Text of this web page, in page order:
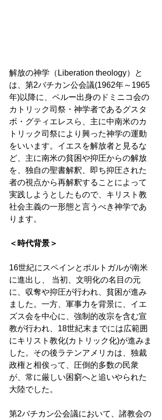
解放の神学（Liberation theology）と
は、第2バチカン公会議(1962年～1965
年)以降に、ペルー出身のドミニコ会の
カトリック司祭・神学者であるグスタ
ボ・グティエレスら、主に中南米のカ
トリック司祭により興った神学の運動
をいいます。イエスを解放者と見るな
ど、主に南米の貧困や抑圧からの解放
を、独自の聖書解釈、即ち抑圧された
者の視点から再解釈することによって
実践しようとしたもので、キリスト教
社会主義の一形態と言うべき神学であ
ります。
＜時代背景＞
16世紀にスペインとポルトガルが南米
に進出し、 当初、文明化の名目の元
に、収奪や抑圧が行われ、貧困が進み
ました。一方、軍事力を背景に、イエ
ズス会を中心に、強制的改宗を含む宣
教が行われ、18世紀末までには広範囲
にキリスト教化(カトリック化)が進みま
した。その後ラテンアメリカは、独裁
政権と相俟って、圧倒的多数の民衆
が、常に厳しい困窮へと追いやられた
大陸でした。
第2バチカン公会議において、諸教会の